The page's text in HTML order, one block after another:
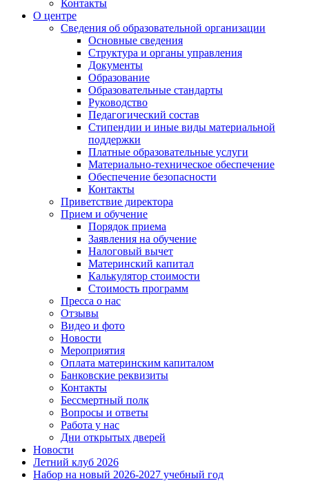
Контакты
О центре
Сведения об образовательной организации
Основные сведения
Структура и органы управления
Документы
Образование
Образовательные стандарты
Руководство
Педагогический состав
Стипендии и иные виды материальной
поддержки
Платные образовательные услуги
Материально-техническое обеспечение
Обеспечение безопасности
Контакты
Приветствие директора
Прием и обучение
Порядок приема
Заявления на обучение
Налоговый вычет
Материнский капитал
Калькулятор стоимости
Стоимость программ
Пресса о нас
Отзывы
Видео и фото
Новости
Мероприятия
Оплата материнским капиталом
Банковские реквизиты
Контакты
Бессмертный полк
Вопросы и ответы
Работа у нас
Дни открытых дверей
Новости
Летний клуб 2026
Набор на новый 2026-2027 учебный год